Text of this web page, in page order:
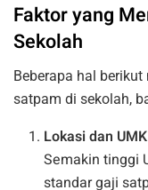
Faktor yang
Sekolah
Beberapa hal
satpam di sekolah,
Lokasi dan
Semakin tinggi
standar gaji